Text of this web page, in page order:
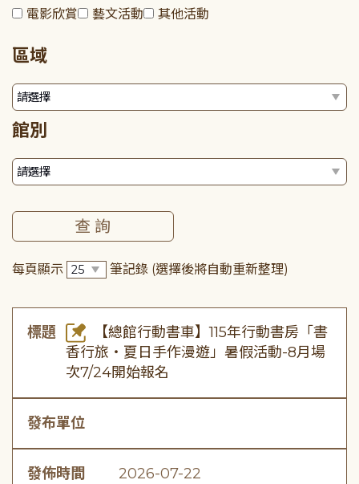
電影欣賞
藝文活動 其他活動
區域
館別
每頁顯示 筆記錄 (選擇後將自動重新整理)
標題
【總館行動書車】115年行動書房「書
香行旅・夏日手作漫遊」暑假活動-8月場
次7/24開始報名
發布單位
發佈時間 2026-07-22